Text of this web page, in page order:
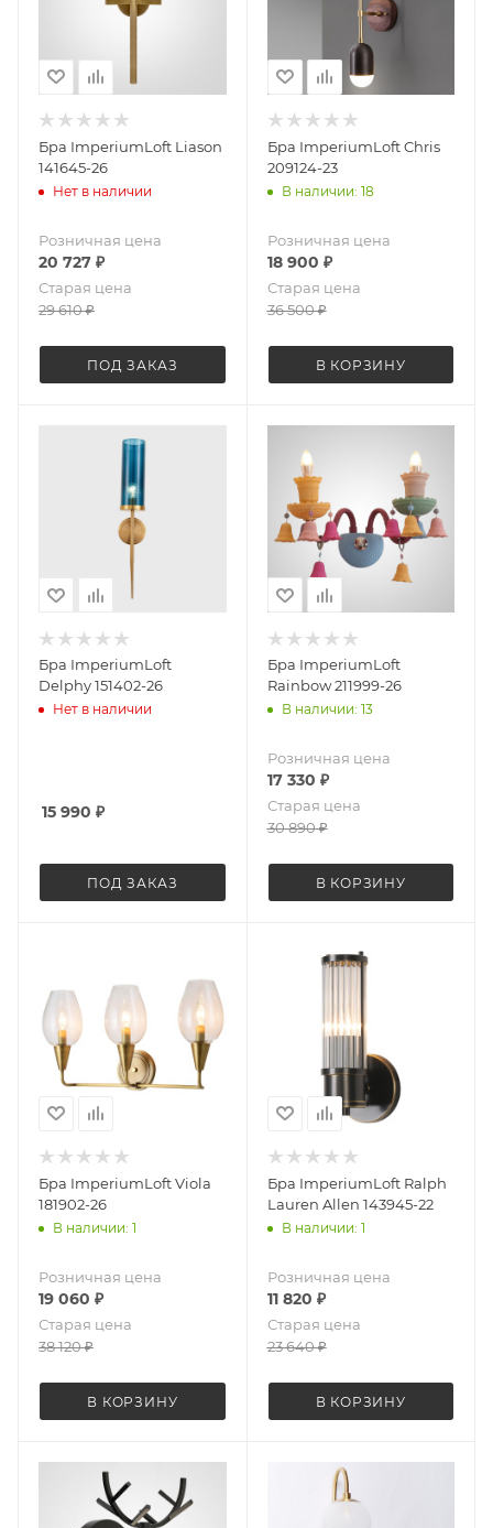
Бра ImperiumLoft Liason
141645-26
Нет в наличии
Розничная цена
20 727 ₽
Старая цена
29 610₽
ПОД ЗАКАЗ
Бра ImperiumLoft Chris
209124-23
В наличии: 18
Розничная цена
18 900 ₽
Старая цена
36 500₽
В КОРЗИНУ
Бра ImperiumLoft
Delphy 151402-26
Нет в наличии
15 990 ₽
ПОД ЗАКАЗ
Бра ImperiumLoft
Rainbow 211999-26
В наличии: 13
Розничная цена
17 330 ₽
Старая цена
30 890₽
В КОРЗИНУ
Бра ImperiumLoft Viola
181902-26
В наличии: 1
Розничная цена
19 060 ₽
Старая цена
38 120₽
В КОРЗИНУ
Бра ImperiumLoft Ralph
Lauren Allen 143945-22
В наличии: 1
Розничная цена
11 820 ₽
Старая цена
23 640₽
В КОРЗИНУ